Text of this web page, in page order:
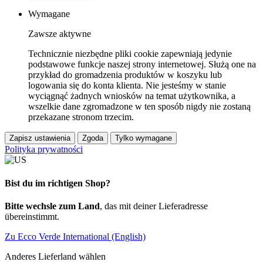
Wymagane
Zawsze aktywne
Technicznie niezbędne pliki cookie zapewniają jedynie
podstawowe funkcje naszej strony internetowej. Służą one na
przykład do gromadzenia produktów w koszyku lub
logowania się do konta klienta. Nie jesteśmy w stanie
wyciągnąć żadnych wniosków na temat użytkownika, a
wszelkie dane zgromadzone w ten sposób nigdy nie zostaną
przekazane stronom trzecim.
Zapisz ustawienia Zgoda Tylko wymagane
Polityka prywatności
Bist du im richtigen Shop?
Bitte wechsle zum Land, das mit deiner Lieferadresse
übereinstimmt.
Zu Ecco Verde International (English)
Anderes Lieferland wählen